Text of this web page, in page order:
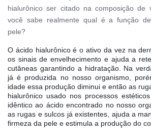
hialurônico ser citado na composição de
você sabe realmente qual é a função
pele?
O ácido hialurônico é o ativo da vez na
os sinais de envelhecimento e ajuda a
cutâneas garantindo a hidratação. Na
já é produzida no nosso organismo,
idade essa produção diminui e então as
hialurônico usado nos processos
idêntico ao ácido encontrado no nosso
as rugas e sulcos já existentes, ajuda a
firmeza da pele e estimula a produção do